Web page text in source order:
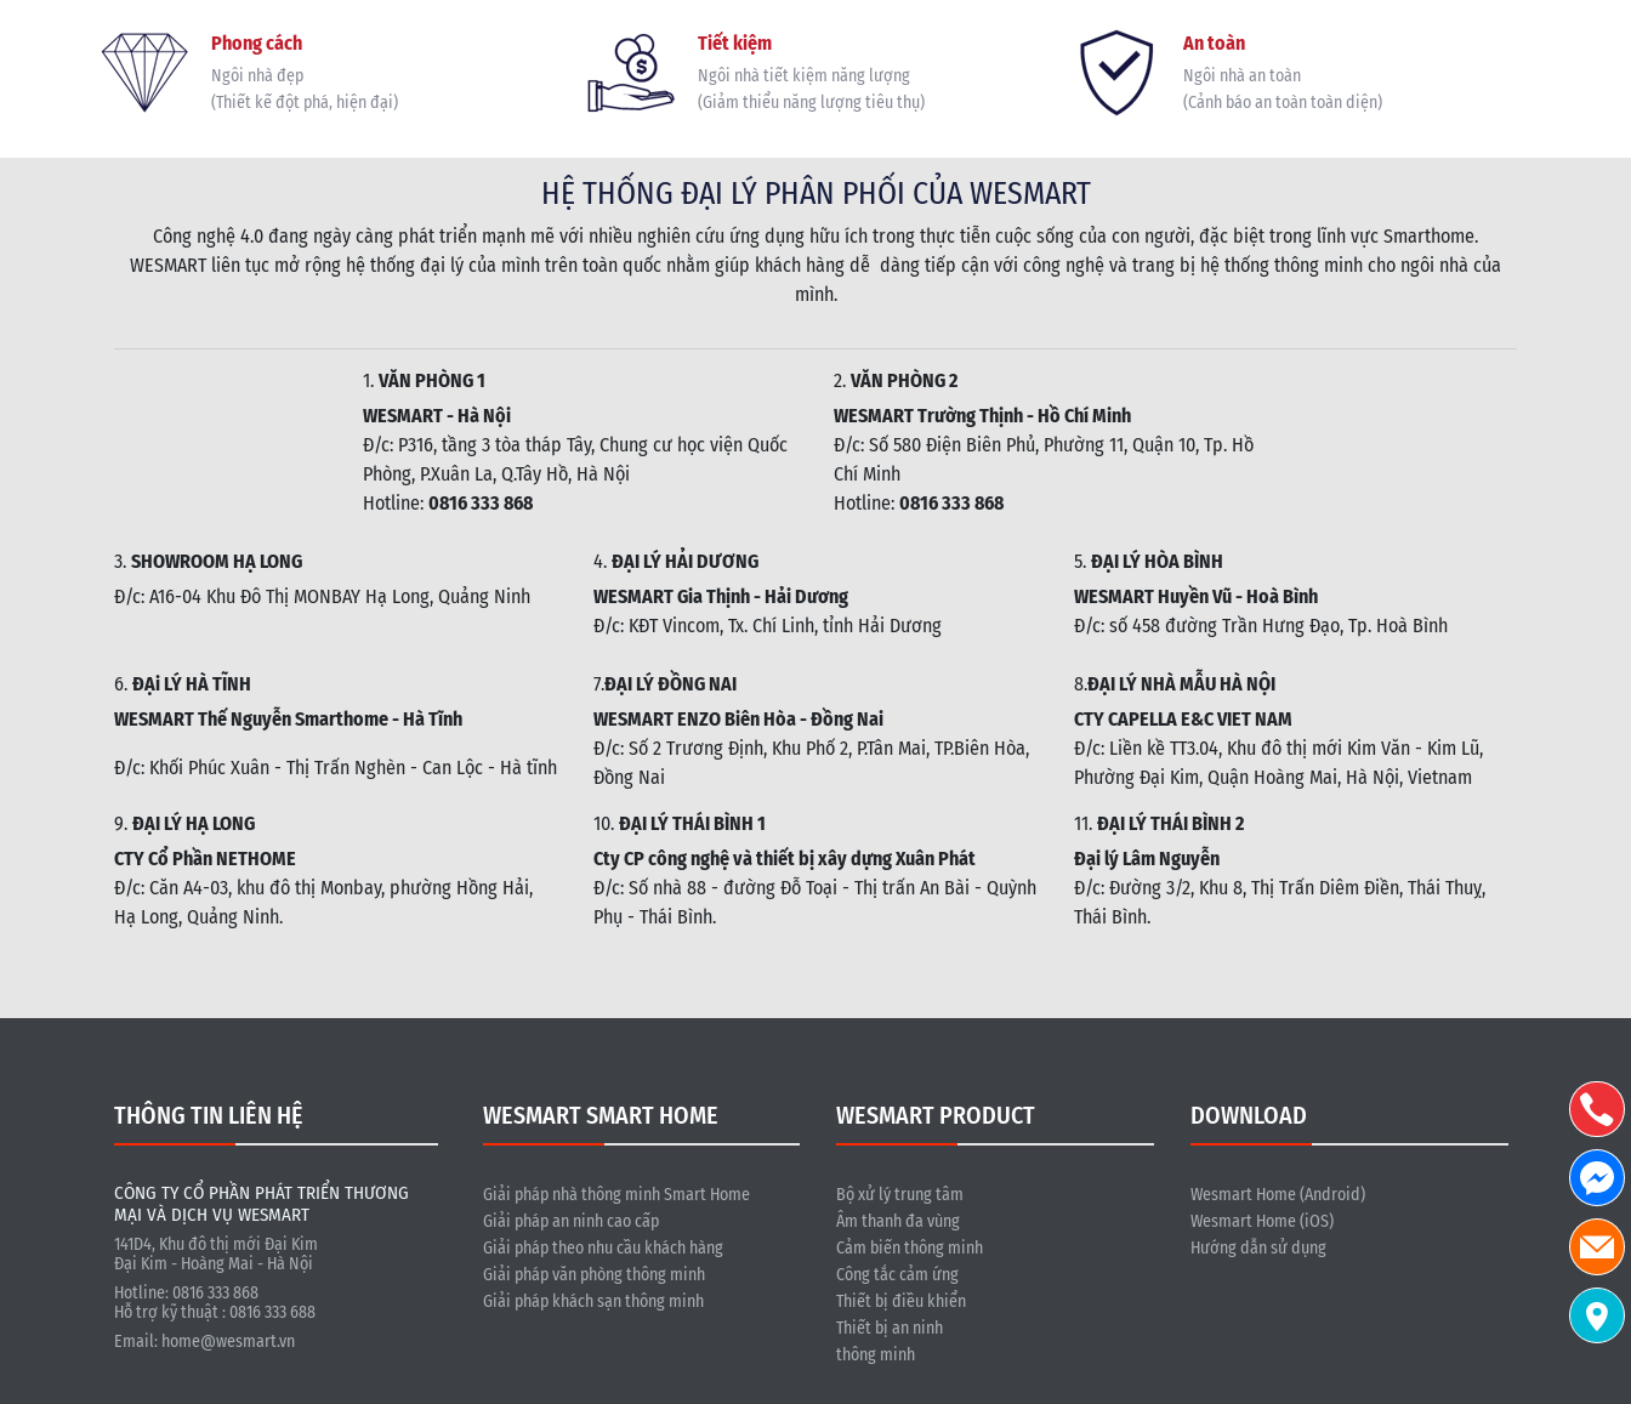
Phong cách
Ngôi nhà đẹp
(Thiết kế đột phá, hiện đại)
Tiết kiệm
Ngôi nhà tiết kiệm năng lượng
(Giảm thiểu năng lượng tiêu thụ)
An toàn
Ngôi nhà an toàn
(Cảnh báo an toàn toàn diện)
HỆ THỐNG ĐẠI LÝ PHÂN PHỐI CỦA WESMART
Công nghệ 4.0 đang ngày càng phát triển mạnh mẽ với nhiều nghiên cứu ứng dụng hữu ích trong thực tiễn cuộc sống của con người, đặc biệt trong lĩnh vực Smarthome.
WESMART liên tục mở rộng hệ thống đại lý của mình trên toàn quốc nhằm giúp khách hàng dễ dàng tiếp cận với công nghệ và trang bị hệ thống thông minh cho ngôi nhà của
mình.
1. VĂN PHÒNG 1
WESMART - Hà Nội
Đ/c: P316, tầng 3 tòa tháp Tây, Chung cư học viện Quốc
Phòng, P.Xuân La, Q.Tây Hồ, Hà Nội
Hotline: 0816 333 868
2. VĂN PHÒNG 2
WESMART Trường Thịnh - Hồ Chí Minh
Đ/c: Số 580 Điện Biên Phủ, Phường 11, Quận 10, Tp. Hồ
Chí Minh
Hotline: 0816 333 868
3. SHOWROOM HẠ LONG
Đ/c: A16-04 Khu Đô Thị MONBAY Hạ Long, Quảng Ninh
4.ĐẠI LÝ HẢI DƯƠNG
WESMART Gia Thịnh - Hải Dương
Đ/c: KĐT Vincom, Tx. Chí Linh, tỉnh Hải Dương
5. ĐẠI LÝ HÒA BÌNH
WESMART Huyền Vũ - Hoà Bình
Đ/c: số 458 đường Trần Hưng Đạo, Tp. Hoà Bình
6. ĐẠi LÝ HÀ TĨNH
WESMART Thế Nguyễn Smarthome - Hà Tĩnh
Đ/c: Khối Phúc Xuân - Thị Trấn Nghèn - Can Lộc - Hà tĩnh
7.ĐẠI LÝ ĐỒNG NAI
WESMART ENZO Biên Hòa - Đồng Nai
Đ/c:Số 2 Trương Định, Khu Phố 2, P.Tân Mai, TP.Biên Hòa,
Đồng Nai
8.ĐẠI LÝ NHÀ MẪU HÀ NỘI
CTY CAPELLA E&C VIET NAM
Đ/c: Liền kề TT3.04, Khu đô thị mới Kim Văn - Kim Lũ,
Phường Đại Kim, Quận Hoàng Mai, Hà Nội, Vietnam
9. ĐẠI LÝ HẠ LONG
CTY Cổ Phần NETHOME
Đ/c: Căn A4-03, khu đô thị Monbay, phường Hồng Hải,
Hạ Long, Quảng Ninh.
10.ĐẠI LÝ THÁI BÌNH 1
Cty CP công nghệ và thiết bị xây dựng Xuân Phát
Đ/c: Số nhà 88 - đường Đỗ Toại - Thị trấn An Bài - Quỳnh
Phụ - Thái Bình.
11. ĐẠI LÝ THÁI BÌNH 2
Đại lý Lâm Nguyễn
Đ/c: Đường 3/2, Khu 8, Thị Trấn Diêm Điền, Thái Thuỵ,
Thái Bình.
THÔNG TIN LIÊN HỆ
CÔNG TY CỔ PHẦN PHÁT TRIỂN THƯƠNG
MẠI VÀ DỊCH VỤ WESMART
141D4, Khu đô thị mới Đại Kim
Đại Kim - Hoàng Mai - Hà Nội
Hotline: 0816 333 868
Hỗ trợ kỹ thuật : 0816 333 688
Email: home@wesmart.vn
WESMART SMART HOME
Giải pháp nhà thông minh Smart Home
Giải pháp an ninh cao cấp
Giải pháp theo nhu cầu khách hàng
Giải pháp văn phòng thông minh
Giải pháp khách sạn thông minh
WESMART PRODUCT
Bộ xử lý trung tâm
Âm thanh đa vùng
Cảm biến thông minh
Công tắc cảm ứng
Thiết bị điều khiển
Thiết bị an ninh
thông minh
DOWNLOAD
Wesmart Home (Android)
Wesmart Home (iOS)
Hướng dẫn sử dụng